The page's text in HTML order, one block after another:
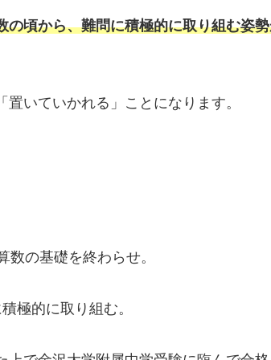
の頃から、難問に積極的に取り組む姿
いていかれる」ことになります。
数の基礎を終わらせ。
極的に取り組む。